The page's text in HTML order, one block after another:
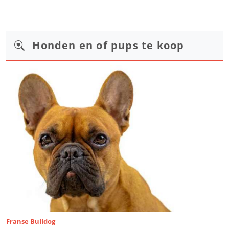
Honden en of pups te koop
Franse Bulldog